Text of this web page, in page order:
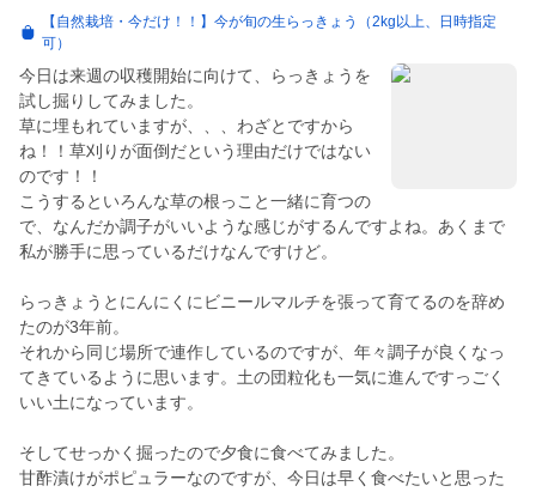
【自然栽培・今だけ！！】今が旬の生らっきょう（2kg以上、日時指定
可）
今日は来週の収穫開始に向けて、らっきょうを
試し掘りしてみました。
草に埋もれていますが、、、わざとですから
ね！！草刈りが面倒だという理由だけではない
のです！！
こうするといろんな草の根っこと一緒に育つの
で、なんだか調子がいいような感じがするんですよね。あくまで
私が勝手に思っているだけなんですけど。
らっきょうとにんにくにビニールマルチを張って育てるのを辞め
たのが3年前。
それから同じ場所で連作しているのですが、年々調子が良くなっ
てきているように思います。土の団粒化も一気に進んですっごく
いい土になっています。
そしてせっかく掘ったので夕食に食べてみました。
甘酢漬けがポピュラーなのですが、今日は早く食べたいと思った